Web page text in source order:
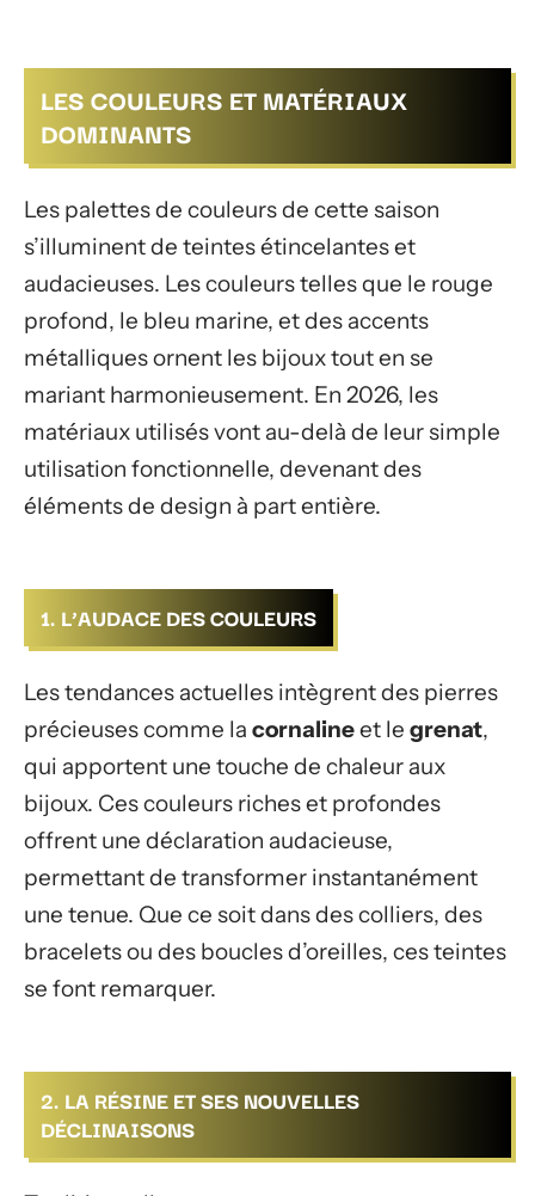
LES COULEURS ET MATÉRIAUX
DOMINANTS
Les palettes de couleurs de cette saison
s’illuminent de teintes étincelantes et
audacieuses. Les couleurs telles que le rouge
profond, le bleu marine, et des accents
métalliques ornent les bijoux tout en se
mariant harmonieusement. En 2026, les
matériaux utilisés vont au-delà de leur simple
utilisation fonctionnelle, devenant des
éléments de design à part entière.
1. L’AUDACE DES COULEURS
Les tendances actuelles intègrent des pierres
précieuses comme la cornalineet le grenat,
qui apportent une touche de chaleur aux
bijoux. Ces couleurs riches et profondes
offrent une déclaration audacieuse,
permettant de transformer instantanément
une tenue. Que ce soit dans des colliers, des
bracelets ou des boucles d’oreilles, ces teintes
se font remarquer.
2. LA RÉSINE ET SES NOUVELLES
DÉCLINAISONS